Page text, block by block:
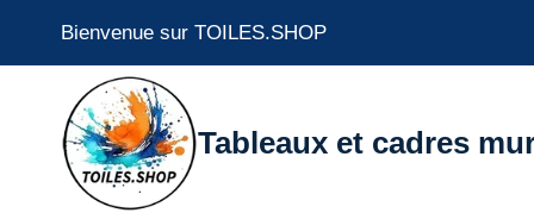
Bienvenue sur TOILES.SHOP
Tableaux et cadres